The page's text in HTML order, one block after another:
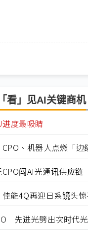
看」见AI关键商机
度最吸睛
、机器人点燃「边
闯AI光通讯供应链
能4Q再迎日系镜头
先进光劈出次时代